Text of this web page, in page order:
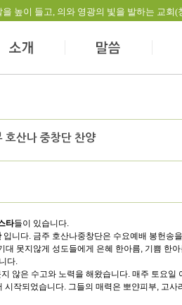
높이 들고, 의와 영광의 빛을 발하는 교회(
호산나 중창단 찬양
타들이 있습니다.
입니다. 금주 호산나중창단은 수요예배 봉헌송
못지않게 성도들에게 은혜 한아름, 기쁨 한
다.
않은 수고와 노력을 해왔습니다. 매주 토요
시작되었습니다. 그들의 매력은 뽀얀피부, 고